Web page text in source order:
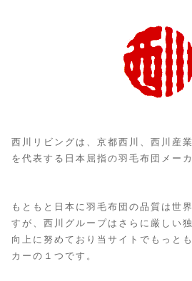
西川リビングは、京都西川、西川産
を代表する日本屈指の羽毛布団メーカ
もともと日本に羽毛布団の品質は世
すが、西川グループはさらに厳しい
向上に努めており当サイトでもっと
カーの１つです。